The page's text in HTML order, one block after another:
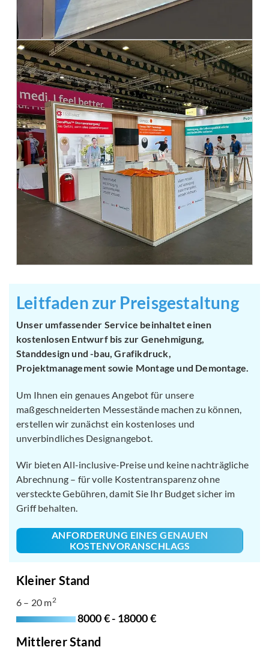
Leitfaden zur Preisgestaltung
Unser umfassender Service beinhaltet einen
kostenlosen Entwurf bis zur Genehmigung,
Standdesign und -bau, Grafikdruck,
Projektmanagement sowie Montage und Demontage.
Um Ihnen ein genaues Angebot für unsere
maßgeschneiderten Messestände machen zu können,
erstellen wir zunächst ein kostenloses und
unverbindliches Designangebot.
Wir bieten All-inclusive-Preise und keine nachträgliche
Abrechnung – für volle Kostentransparenz ohne
versteckte Gebühren, damit Sie Ihr Budget sicher im
Griff behalten.
ANFORDERUNG EINES GENAUEN
KOSTENVORANSCHLAGS
Kleiner Stand
6 – 20 m2
8000 € - 18000 €
Mittlerer Stand